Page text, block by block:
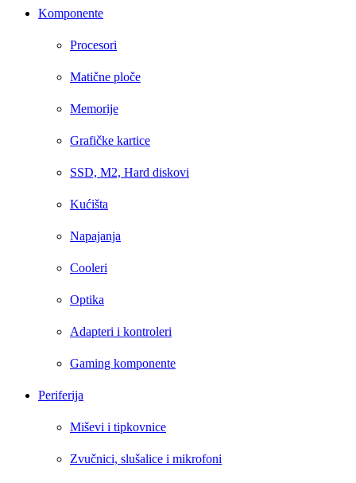
Komponente
Procesori
Matične ploče
Memorije
Grafičke kartice
SSD, M2, Hard diskovi
Kućišta
Napajanja
Cooleri
Optika
Adapteri i kontroleri
Gaming komponente
Periferija
Miševi i tipkovnice
Zvučnici, slušalice i mikrofoni